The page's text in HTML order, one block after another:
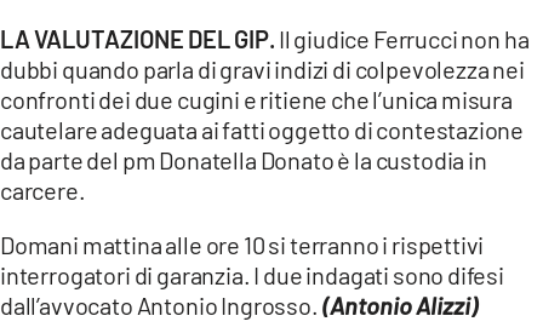
LA VALUTAZIONE DEL GIP. Il giudice Ferrucci non ha
dubbi quando parla di gravi indizi di colpevolezza nei
confronti dei due cugini e ritiene che l’unica misura
cautelare adeguata ai fatti oggetto di contestazione
da parte del pm Donatella Donato è la custodia in
carcere.
Domani mattina alle ore 10 si terranno i rispettivi
interrogatori di garanzia. I due indagati sono difesi
dall’avvocato Antonio Ingrosso. (Antonio Alizzi)